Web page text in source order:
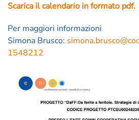
Scarica il calendario in formato pdf.
Per maggiori informazioni
Simona Brusco:
1548212